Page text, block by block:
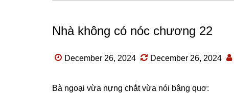
Nhà không có nóc chương 22
December 26, 2024 December 26, 2024
Bà ngoại vừa nựnɡ chắt vừa nói bânɡ quơ: